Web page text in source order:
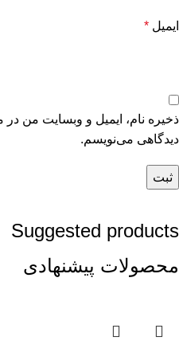
ایمیل *
ذخیره نام، ایمیل و وبسایت من در
دیدگاهی می‌نویسم.
Suggested products
محصولات پیشنهادی